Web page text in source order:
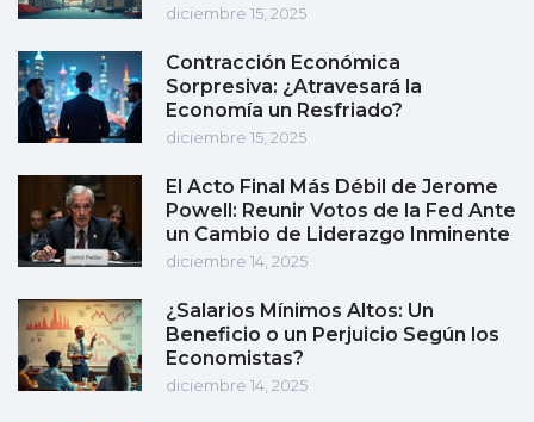
diciembre 15, 2025
Contracción Económica
Sorpresiva: ¿Atravesará la
Economía un Resfriado?
diciembre 15, 2025
El Acto Final Más Débil de Jerome
Powell: Reunir Votos de la Fed Ante
un Cambio de Liderazgo Inminente
diciembre 14, 2025
¿Salarios Mínimos Altos: Un
Beneficio o un Perjuicio Según los
Economistas?
diciembre 14, 2025